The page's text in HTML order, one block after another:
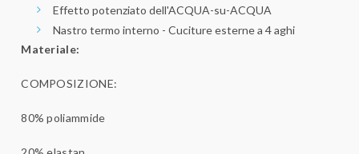
Effetto potenziato dell'ACQUA-su-ACQUA
Nastro termo interno - Cuciture esterne a 4 aghi
Materiale:
COMPOSIZIONE:
80% poliammide